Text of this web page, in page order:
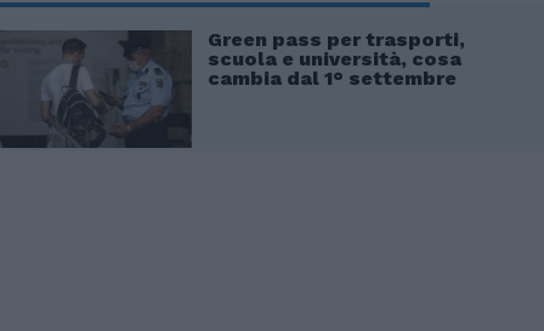
Green pass per trasporti,
scuola e università, cosa
cambia dal 1° settembre